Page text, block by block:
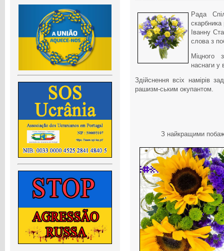
Рада
Іванну
слова з
Міцного
наснаги у
Здійснення всіх намірів
рашизм-ським окупантом.
З найкращими